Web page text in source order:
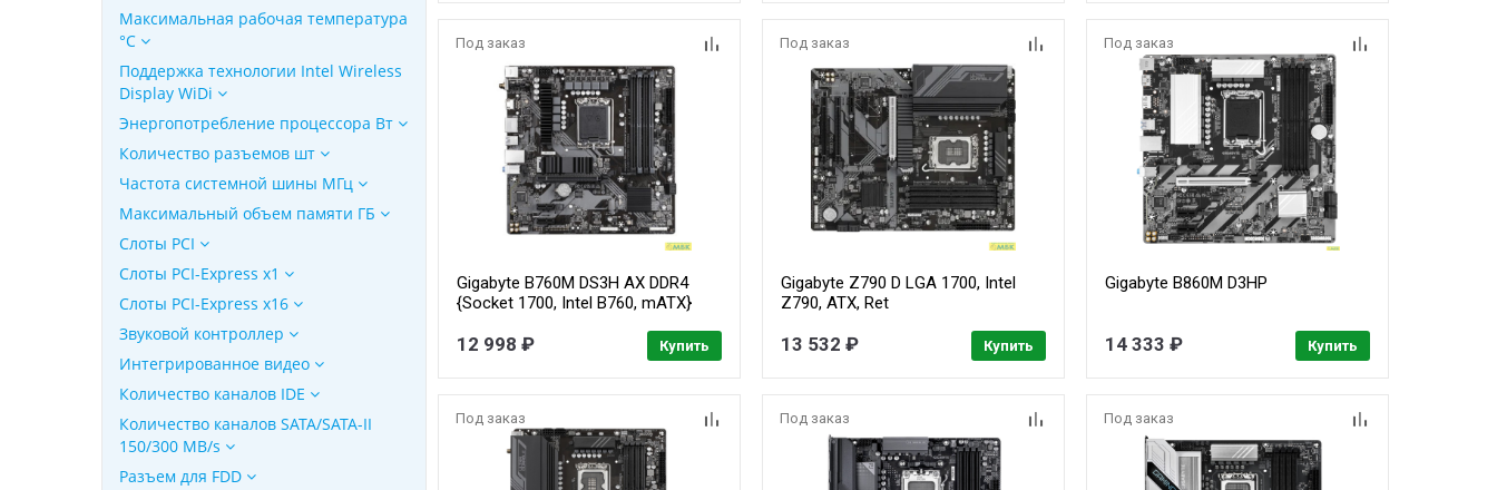
Максимальная рабочая температура
°C
Поддержка технологии Intel Wireless
Display WiDi
Энергопотребление процессора Вт
Количество разъемов шт
Частота системной шины МГц
Максимальный объем памяти ГБ
Слоты PCI
Слоты PCI-Express x1
Слоты PCI-Express x16
Звуковой контроллер
Интегрированное видео
Количество каналов IDE
Количество каналов SATA/SATA-II
150/300 MB/s
Разъем для FDD
Под заказ
Gigabyte B760M DS3H AX DDR4
{Socket 1700, Intel B760, mATX}
12 998 ₽ Купить
Под заказ
Gigabyte Z790 D LGA 1700, Intel
Z790, ATX, Ret
13 532 ₽ Купить
Под заказ
Gigabyte B860M D3HP
14 333 ₽ Купить
Под заказ Под заказ Под заказ